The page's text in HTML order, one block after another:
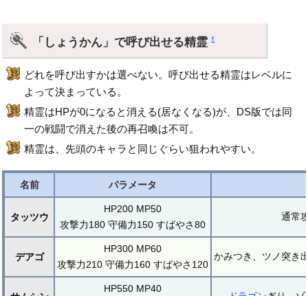
「しょうかん」で呼び出せる精霊†
どれを呼び出すかは選べない。呼び出せる精霊はレベルに
よって決まっている。
精霊はHPが0になると消える(居なくなる)が、DS版では同
一の戦闘で消えた後の再召喚は不可。
精霊は、先頭のキャラと同じぐらい狙われやすい。
名前 パラメータ
タッツウ
HP200 MP50
攻撃力180 守備力150 すばやさ80
通常
デアゴ
HP300 MP60
攻撃力210 守備力160 すばやさ120
かみつき、ツノ突き
HP550 MP40